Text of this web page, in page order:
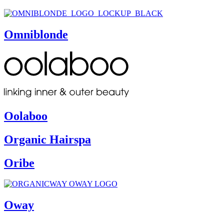
Omniblonde
Oolaboo
Organic Hairspa
Oribe
Oway